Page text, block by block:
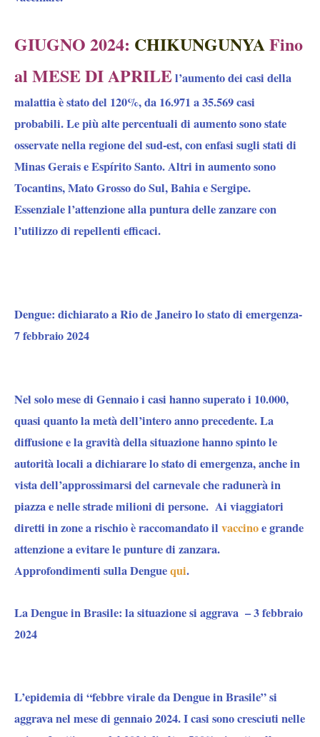
GIUGNO 2024: CHIKUNGUNYAFino
al MESE DI APRILEl’aumento dei casi della
malattia è stato del 120%, da 16.971 a 35.569 casi
probabili. Le più alte percentuali di aumento sono state
osservate nella regione del sud-est, con enfasi sugli stati di
Minas Gerais e Espírito Santo. Altri in aumento sono
Tocantins, Mato Grosso do Sul, Bahia e Sergipe.
Essenziale l’attenzione alla puntura delle zanzare con
l’utilizzo di repellenti efficaci.
Dengue: dichiarato a Rio de Janeiro lo stato di emergenza-
7 febbraio 2024
Nel solo mese di Gennaio i casi hanno superato i 10.000,
quasi quanto la metà dell’intero anno precedente. La
diffusione e la gravità della situazione hanno spinto le
autorità locali a dichiarare lo stato di emergenza, anche in
vista dell’approssimarsi del carnevale che radunerà in
piazza e nelle strade milioni di persone. Ai viaggiatori
diretti in zone a rischio è raccomandato il vaccinoe grande
attenzione a evitare le punture di zanzara.
Approfondimenti sulla Denguequi.
La Dengue in Brasile: la situazione si aggrava –3 febbraio
2024
L’epidemia di “febbre virale da Dengue in Brasile” si
aggrava nel mese di gennaio 2024.I casi sono cresciuti nelle